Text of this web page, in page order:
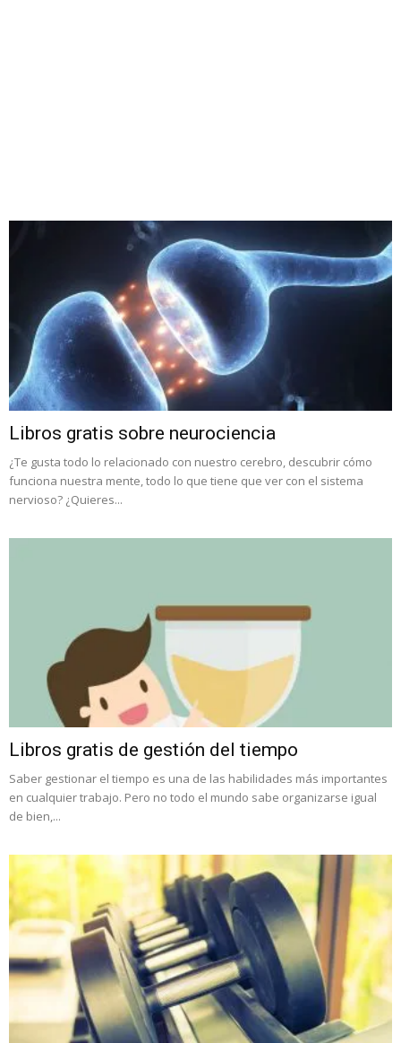
Libros gratis sobre neurociencia
¿Te gusta todo lo relacionado con nuestro cerebro, descubrir cómo
funciona nuestra mente, todo lo que tiene que ver con el sistema
nervioso? ¿Quieres...
Libros gratis de gestión del tiempo
Saber gestionar el tiempo es una de las habilidades más importantes
en cualquier trabajo. Pero no todo el mundo sabe organizarse igual
de bien,...